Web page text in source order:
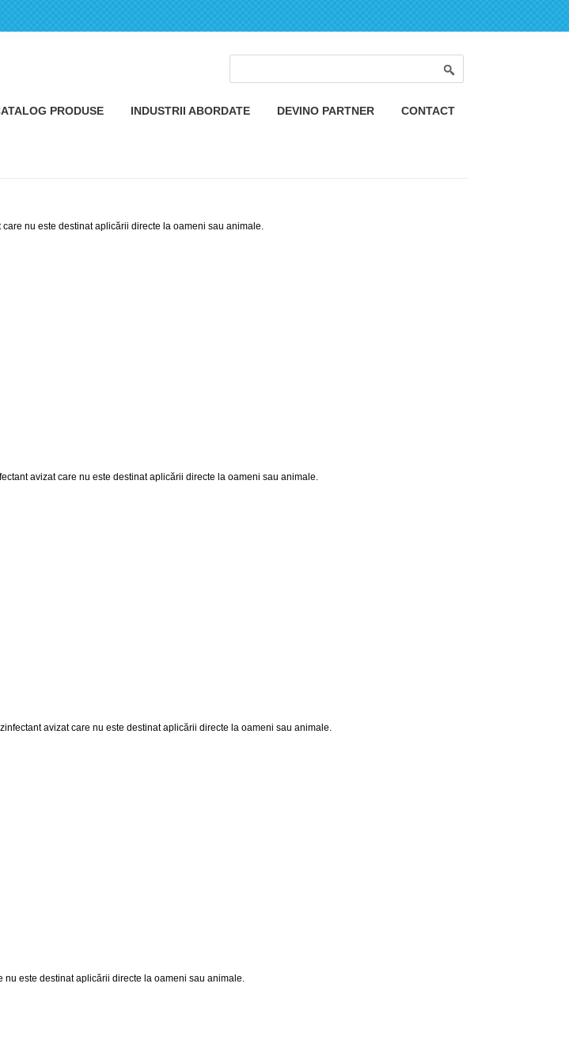
PRODUSE INDUSTRII ABORDATE DEVINO PARTNER CONTACT
nu este destinat aplicării directe la oameni sau animale.
avizat care nu este destinat aplicării directe la oameni sau animale.
avizat care nu este destinat aplicării directe la oameni sau animale.
nu este destinat aplicării directe la oameni sau animale.